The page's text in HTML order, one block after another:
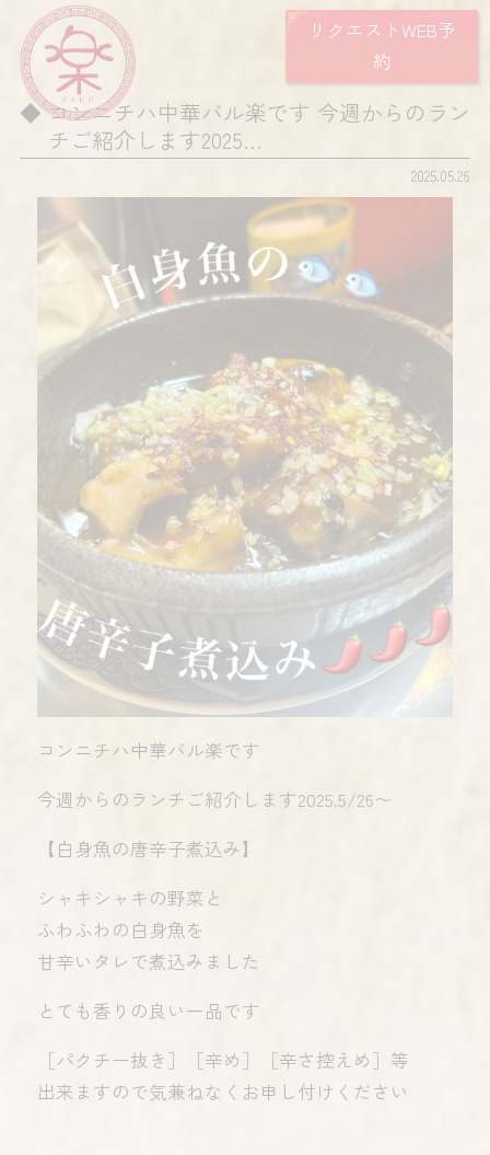
リクエストWEB予
約
コンニチハ️️中華バル楽です 今週からのラン
チご紹介します2025…
2025.05.26
コンニチハ️️中華バル楽です
今週からのランチご紹介します2025.5/26〜
【白身魚の唐辛子煮込み】
シャキシャキの野菜と
ふわふわの白身魚を
甘辛いタレで煮込みました
とても香りの良い一品です
［パクチー抜き］［辛め］［辛さ控えめ］等
出来ますので気兼ねなくお申し付けください️